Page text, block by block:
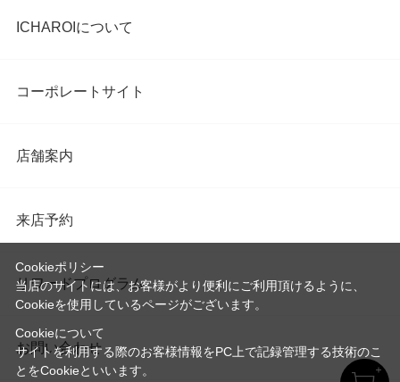
ICHAROIについて
コーポレートサイト
店舗案内
来店予約
リワードプログラム
お問い合わせ
Cookieポリシー
当店のサイトには、お客様がより便利にご利用頂けるように、
Cookieを使用しているページがございます。
Cookieについて
サイトを利用する際のお客様情報をPC上で記録管理する技術のこ
とをCookieといいます。